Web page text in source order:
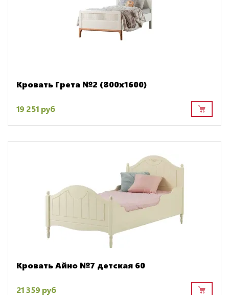
Кровать Грета №2 (800х1600)
19 251 руб
Кровать Айно №7 детская 60
21 359 руб